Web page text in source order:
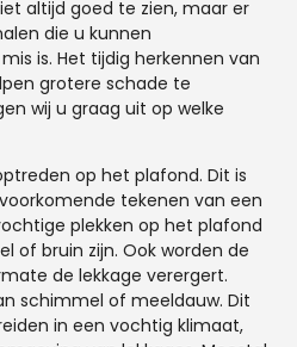
altijd goed te zien, maar er
die u kunnen
is. Het tijdig herkennen van
grotere schade te
wij u graag uit op welke
op het plafond. Dit is
tekenen van een
plekken op het plafond
of bruin zijn. Ook worden de
de lekkage verergert.
schimmel of meeldauw. Dit
in een vochtig klimaat,